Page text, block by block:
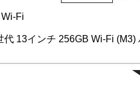
Fi
代 13インチ 256GB Wi-Fi (M3)